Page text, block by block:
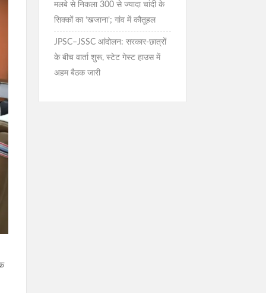
मलबे से निकला 300 से ज्यादा चांदी के
सिक्कों का ‘खजाना’; गांव में कौतूहल
JPSC–JSSC आंदोलन: सरकार-छात्रों
के बीच वार्ता शुरू, स्टेट गेस्ट हाउस में
अहम बैठक जारी